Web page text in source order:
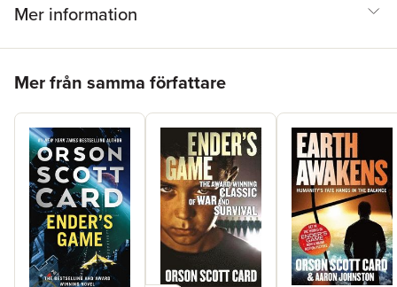
Mer information
Mer från samma författare